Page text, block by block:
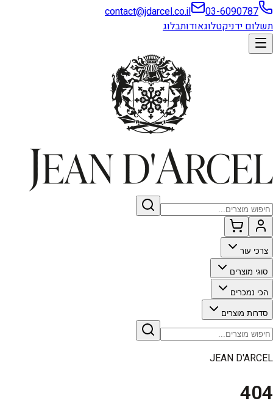
03-6090787
contact@jdarcel.co.il
תשלום ידניקטלוגאודותבלוג
צרכי עור
סוגי מוצרים
הכי נמכרים
סדרות מוצרים
JEAN D'ARCEL
404